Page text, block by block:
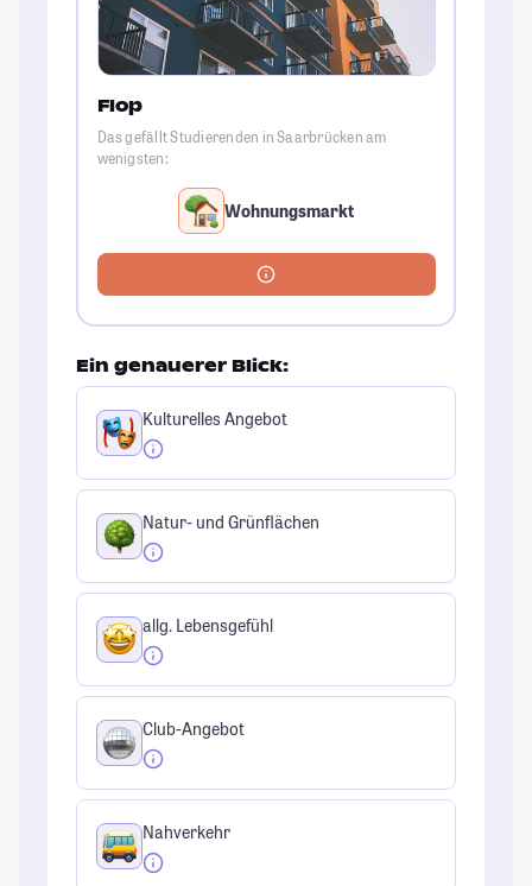
Flop
Das gefällt Studierenden in Saarbrücken am
wenigsten:
Wohnungsmarkt
Ein genauerer Blick:
Kulturelles Angebot
Natur- und Grünflächen
allg. Lebensgefühl
Club-Angebot
Nahverkehr